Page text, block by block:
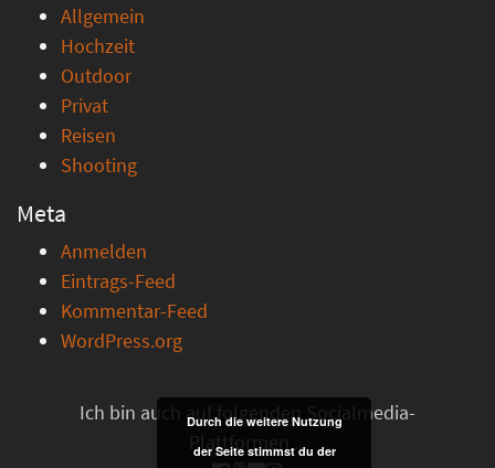
Allgemein
Hochzeit
Outdoor
Privat
Reisen
Shooting
Meta
Anmelden
Eintrags-Feed
Kommentar-Feed
WordPress.org
Ich bin auch auf folgenden Socialmedia-
Plattformen ...
Durch die weitere Nutzung
der Seite stimmst du der